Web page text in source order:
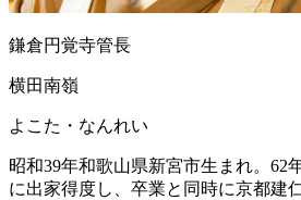
鎌倉円覚寺管長
横田南嶺
よこた・なんれい
昭和39年和歌山県新宮市生まれ。62
に出家得度し、卒業と同時に京都建